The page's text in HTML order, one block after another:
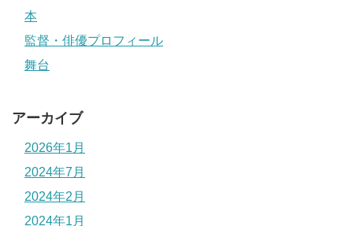
本
監督・俳優プロフィール
舞台
アーカイブ
2026年1月
2024年7月
2024年2月
2024年1月